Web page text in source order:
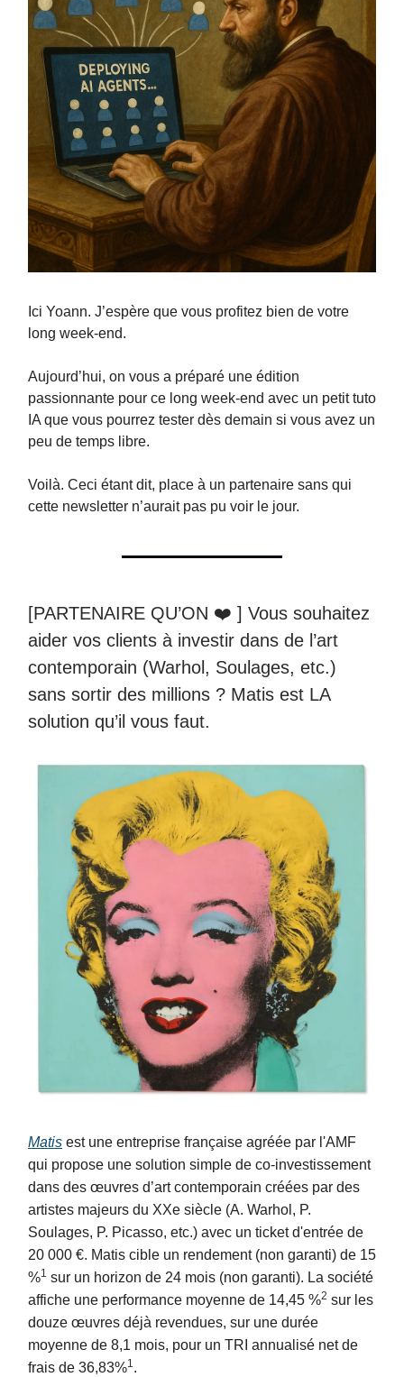
Ici Yoann. J’espère que vous profitez bien de votre
long week-end.
Aujourd’hui, on vous a préparé une édition
passionnante pour ce long week-end avec un petit tuto
IA que vous pourrez tester dès demain si vous avez un
peu de temps libre.
Voilà. Ceci étant dit, place à un partenaire sans qui
cette newsletter n’aurait pas pu voir le jour.
[PARTENAIRE QU’ON ❤️ ] Vous souhaitez
aider vos clients à investir dans de l’art
contemporain (Warhol, Soulages, etc.)
sans sortir des millions ? Matis est LA
solution qu’il vous faut.
Matis est une entreprise française agréée par l'AMF
qui propose une solution simple de co-investissement
dans des œuvres d’art contemporain créées par des
artistes majeurs du XXe siècle (A. Warhol, P.
Soulages, P. Picasso, etc.) avec un ticket d'entrée de
20 000 €. Matis cible un rendement (non garanti) de 15
%1 sur un horizon de 24 mois (non garanti). La société
affiche une performance moyenne de 14,45 %2 sur les
douze œuvres déjà revendues, sur une durée
moyenne de 8,1 mois, pour un TRI annualisé net de
frais de 36,83%1.